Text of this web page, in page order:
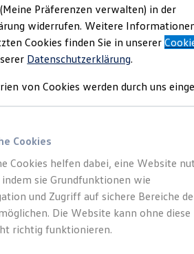
Fahrzeuge
und Gebrauchtwagen
Angebote
Leasing
Leasing
Leasing
Leasing
ohne Anzahlung
Leben. Der
Präferenzen verwalten) in der
widerrufen. Weitere
Cookies finden Sie in unserer
Datenschutzerklärung.
von Cookies werden durch uns
Cookies
Cookies helfen dabei, eine Website
indem sie Grundfunktionen wie
und Zugriff auf sichere Bereiche
Die Website kann ohne diese
richtig funktionieren.